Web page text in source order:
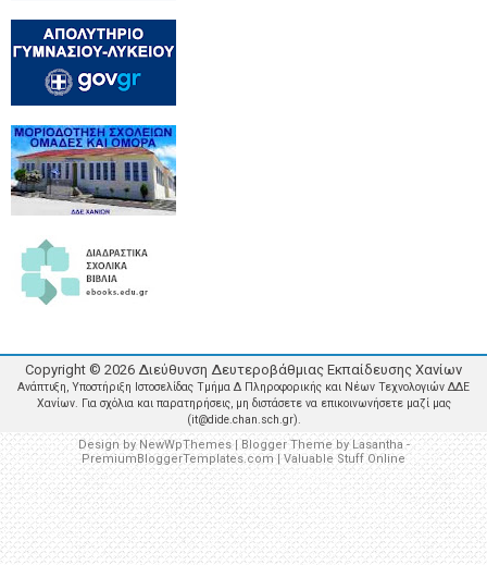
Copyright © 2026 Διεύθυνση Δευτεροβάθμιας Εκπαίδευσης Χανίων
Ανάπτυξη, Υποστήριξη Ιστοσελίδας Τμήμα Δ Πληροφορικής και Νέων Τεχνολογιών ΔΔΕ
Χανίων. Για σχόλια και παρατηρήσεις, μη διστάσετε να επικοινωνήσετε μαζί μας
(it@dide.chan.sch.gr).
Design by NewWpThemes| Blogger Theme byLasantha -
PremiumBloggerTemplates.com|Valuable Stuff Online